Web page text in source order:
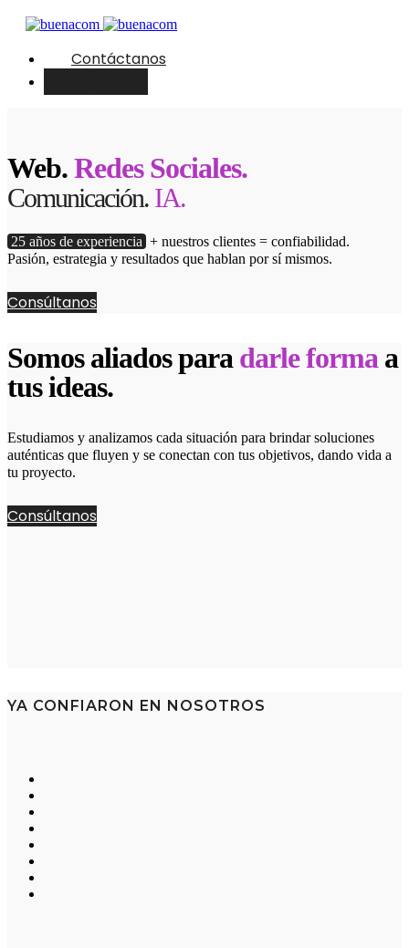
Contáctanos
Web.Redes Sociales.
Comunicación. IA.
25 años de experiencia + nuestros clientes = confiabilidad.
Pasión, estrategia y resultados que hablan por sí mismos.
Consúltanos
Somos aliados para darle forma a
tus ideas.
Estudiamos y analizamos cada situación para brindar soluciones
auténticas que fluyen y se conectan con tus objetivos, dando vida a
tu proyecto.
Consúltanos
YA CONFIARON EN NOSOTROS